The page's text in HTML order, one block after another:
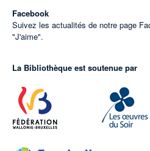
Facebook
Suivez les actualités de notre page
"J'aime".
La Bibliothèque est soutenue par